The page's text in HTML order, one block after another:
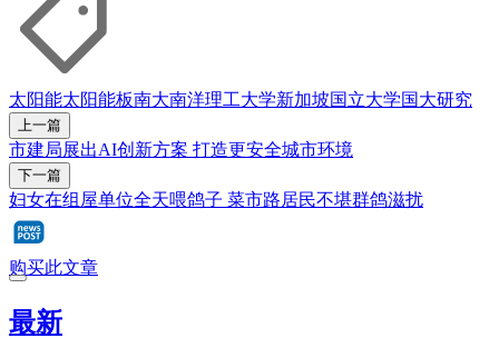
太阳能太阳能板南大南洋理工大学新加坡国立大学国大研究
上一篇
市建局展出AI创新方案 打造更安全城市环境
下一篇
妇女在组屋单位全天喂鸽子 菜市路居民不堪群鸽滋扰
购买此文章
最新